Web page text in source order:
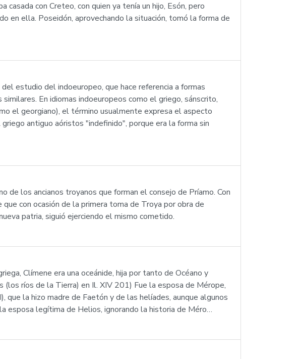
con Creteo, con quien ya tenía un hijo, Esón, pero
en ella. Poseidón, aprovechando la situación, tomó la forma de
estudio del indoeuropeo, que hace referencia a formas
En idiomas indoeuropeos como el griego, sánscrito,
el georgiano), el término usualmente expresa el aspecto
antiguo aóristos "indefinido", porque era la forma sin
de los ancianos troyanos que forman el consejo de Príamo. Con
con ocasión de la primera toma de Troya por obra de
patria, siguió ejerciendo el mismo cometido.
Clímene era una oceánide, hija por tanto de Océano y
ríos de la Tierra) en Il. XIV 201) Fue la esposa de Mérope,
la hizo madre de Faetón y de las helíades, aunque algunos
esposa legítima de Helios, ignorando la historia de Méro…